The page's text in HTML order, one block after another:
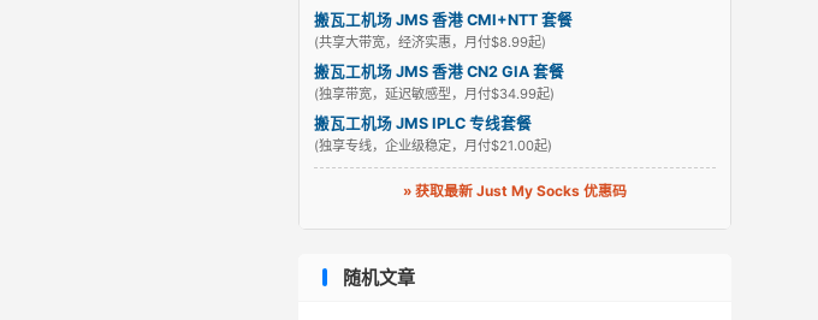
搬瓦工机场 JMS 香港 CMI+NTT 套餐
(共享大带宽，经济实惠，月付$8.99起)
搬瓦工机场 JMS 香港 CN2 GIA 套餐
(独享带宽，延迟敏感型，月付$34.99起)
搬瓦工机场 JMS IPLC 专线套餐
(独享专线，企业级稳定，月付$21.00起)
» 获取最新 Just My Socks 优惠码
随机文章